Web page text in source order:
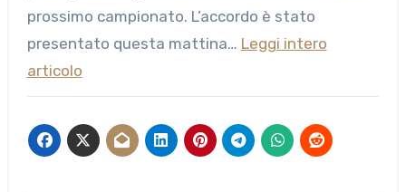
prossimo campionato. L’accordo è stato
presentato questa mattina… Leggi intero
articolo